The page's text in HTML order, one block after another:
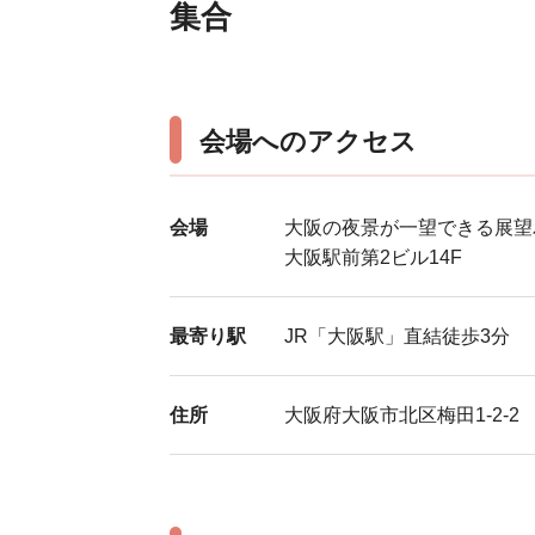
集合
会場へのアクセス
会場
大阪の夜景が一望できる展
大阪駅前第2ビル14F
最寄り駅 JR「大阪駅」直結徒歩3分
住所 大阪府大阪市北区梅田1-2-2